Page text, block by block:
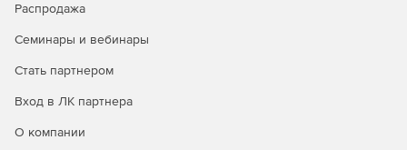
Распродажа
Семинары и вебинары
Стать партнером
Вход в ЛК партнера
О компании